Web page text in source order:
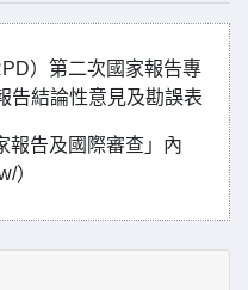
）第二次國家報告專
告結論性意見及勘誤表
報告及國際審查」內
）